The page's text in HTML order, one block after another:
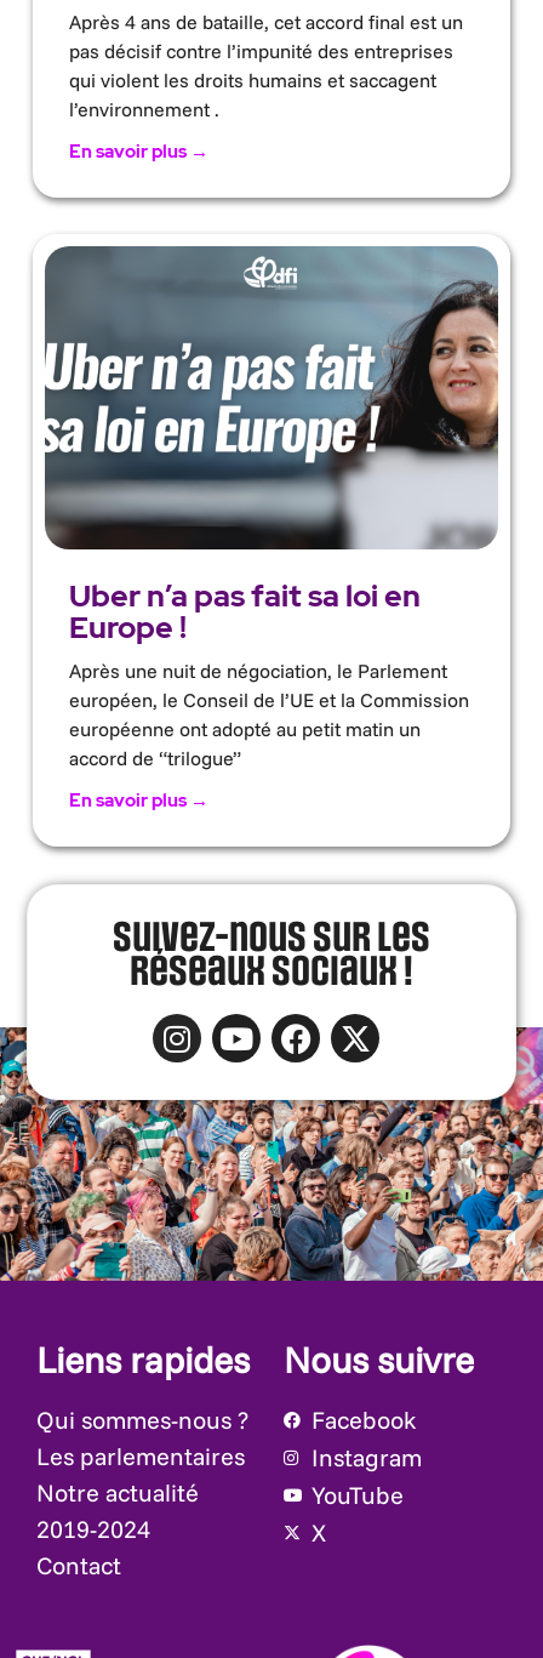
Après 4 ans de bataille, cet accord final est un
pas décisif contre l’impunité des entreprises
qui violent les droits humains et saccagent
l’environnement .
En savoir plus →
Uber n’a pas fait sa loi en
Europe !
Après une nuit de négociation, le Parlement
européen, le Conseil de l’UE et la Commission
européenne ont adopté au petit matin un
accord de “trilogue”
En savoir plus →
Suivez-nous sur les
réseaux sociaux !
Liens rapides
Qui sommes-nous ?
Les parlementaires
Notre actualité
2019-2024
Contact
Nous suivre
Facebook
Instagram
YouTube
X